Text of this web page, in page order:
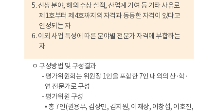
5. 신생 분야, 해외 수상 실적, 산업계 기여 등 기타 사유로
제1호부터 제4호까지의 자격과 동등한 자격이 있다고
인정되는 자
6. 이외 사업 특성에 따른 분야별 전문가 자격에 부합하는
자
ㅇ 구성방법 및 구성결과
- 평가위원회는 위원장 1인을 포함한 7인 내외의 산·학·
연 전문가로 구성
- 평가위원 구성
• 총 7인(권용무, 김상민, 김지원, 이재상, 이창섭, 이호진,